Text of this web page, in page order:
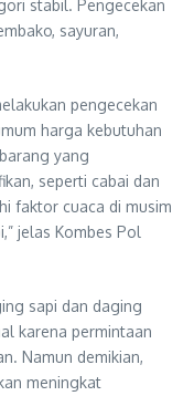
stabil. Pengecekan
sayuran,
pengecekan
harga kebutuhan
yang
seperti cabai dan
faktor cuaca di musim
jelas Kombes Pol
sapi dan daging
karena permintaan
Namun demikian,
meningkat